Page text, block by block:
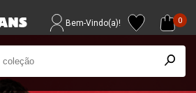
Bem-Vindo(a)! 0